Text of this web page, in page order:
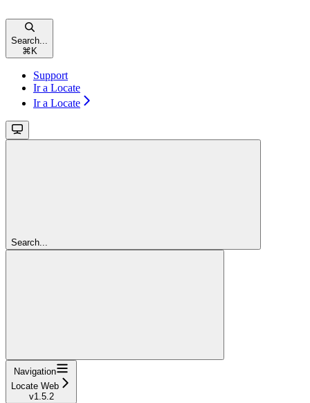
Search...
⌘ K
Support
Ir a Locate
Ir a Locate
Search...
Navigation
Locate Web
v1.5.2